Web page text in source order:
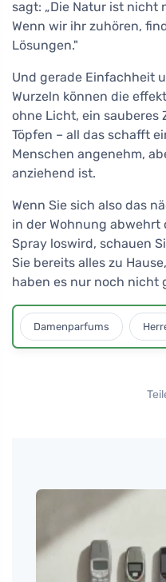
sagt: „Die Natur ist nicht
Wenn wir ihr zuhören,
Lösungen."
Und gerade Einfachheit
Wurzeln können die
ohne Licht, ein sauberes
Töpfen – all das schafft
Menschen angenehm,
anziehend ist.
Wenn Sie sich also das
in der Wohnung abwehrt
Spray loswird, schauen
Sie bereits alles zu
haben es nur noch nicht
Damenparfums